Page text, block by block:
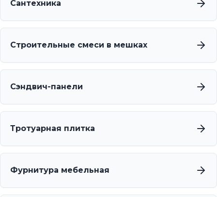
Сантехника
Строительные смеси в мешках
Сэндвич-панели
Тротуарная плитка
Фурнитура мебельная